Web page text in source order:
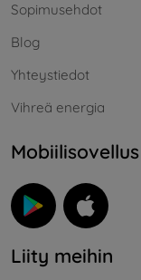
Sopimusehdot
Blog
Yhteystiedot
Vihreä energia
Mobiilisovellus
Liity meihin